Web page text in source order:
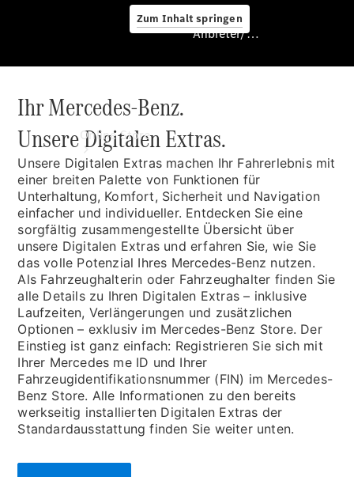
Zum Inhalt springen
Anbieter/Datenschutz
Online Store
Certified
Occasionen
Occasionsfahrzeuge
Fahrzeugzubehör
Digitale
Extras
Anbieter/Datenschutz
Ihr Mercedes-Benz.
Unsere Digitalen Extras.
Unsere Digitalen Extras machen Ihr Fahrerlebnis mit
einer breiten Palette von Funktionen für
Unterhaltung, Komfort, Sicherheit und Navigation
einfacher und individueller. Entdecken Sie eine
sorgfältig zusammengestellte Übersicht über
unsere Digitalen Extras und erfahren Sie, wie Sie
das volle Potenzial Ihres Mercedes-Benz nutzen.
Als Fahrzeughalterin oder Fahrzeughalter finden Sie
alle Details zu Ihren Digitalen Extras – inklusive
Laufzeiten, Verlängerungen und zusätzlichen
Optionen – exklusiv im Mercedes-Benz Store. Der
Einstieg ist ganz einfach: Registrieren Sie sich mit
Ihrer Mercedes me ID und Ihrer
Fahrzeugidentifikationsnummer (FIN) im Mercedes-
Benz Store. Alle Informationen zu den bereits
werkseitig installierten Digitalen Extras der
Standardausstattung finden Sie weiter unten.